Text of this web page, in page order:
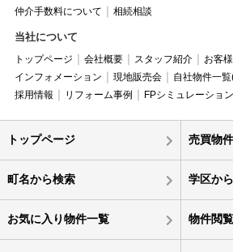
仲介手数料について
相続相談
当社について
トップページ 会社概要 スタッフ紹介
お客
インフォメーション
現地販売会 自社物件一
採用情報
リフォーム事例 FPシミュレーション
トップページ 売買物
町名から検索 学区か
お気に入り物件一覧 物件閲